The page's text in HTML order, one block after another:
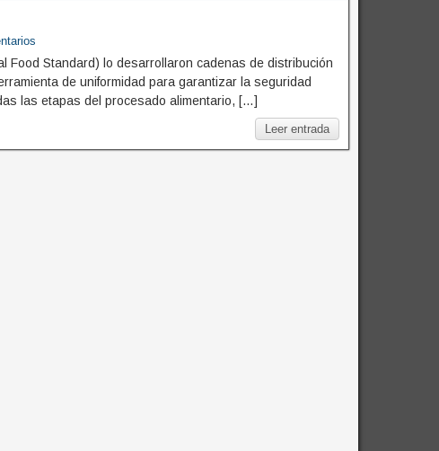
Food Standard) lo desarrollaron cadenas de distribución
de uniformidad para garantizar la seguridad
las etapas del procesado alimentario, […]
Leer entrada